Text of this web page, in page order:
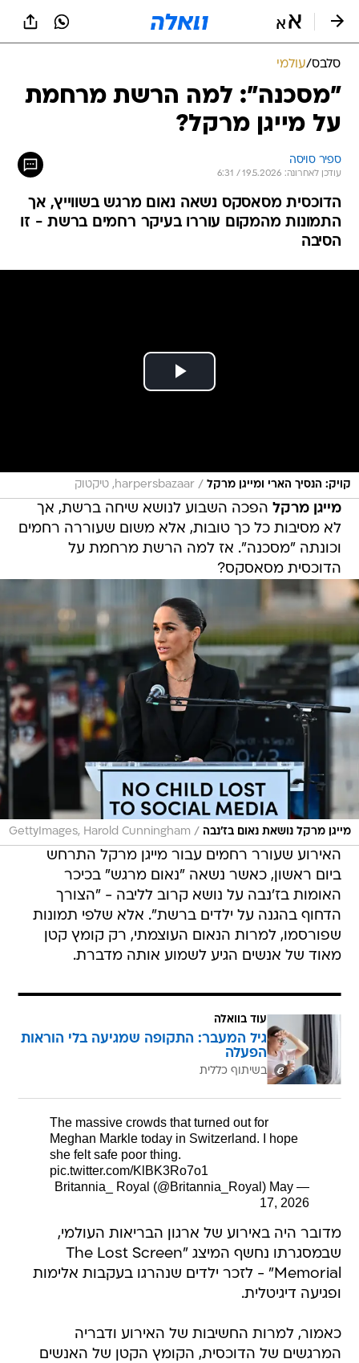
סלבס/עולמי
"מסכנה": למה הרשת מרחמת
על מייגן מרקל?
ספיר סויסה
עודכן לאחרונה: 19.5.2026 / 6:31
הדוכסית מסאסקס נשאה נאום מרגש בשווייץ, אך
התמונות מהמקום עוררו בעיקר רחמים ברשת - זו
הסיבה
קויק: הנסיך הארי ומייגן מרקל / harpersbazaar, טיקטוק
מייגן מרקל הפכה השבוע לנושא שיחה ברשת, אך
לא מסיבות כל כך טובות, אלא משום שעוררה רחמים
וכונתה "מסכנה". אז למה הרשת מרחמת על
הדוכסית מסאסקס?
מייגן מרקל נושאת נאום בז'נבה /
GettyImages, Harold Cunningham
האירוע שעורר רחמים עבור מייגן מרקל התרחש
ביום ראשון, כאשר נשאה "נאום מרגש" בכיכר
האומות בז'נבה על נושא קרוב לליבה - "הצורך
הדחוף בהגנה על ילדים ברשת". אלא שלפי תמונות
שפורסמו, למרות הנאום העוצמתי, רק קומץ קטן
מאוד של אנשים הגיע לשמוע אותה מדברת.
עוד בוואלה
גיל המעבר: התקופה שמגיעה בלי הוראות
הפעלה
בשיתוף כללית
The massive crowds that turned out for
Meghan Markle today in Switzerland. I hope
she felt safe poor thing.
pic.twitter.com/KlBK3Ro7o1
— Britannia_ Royal (@Britannia_Royal)
May
17, 2026
מדובר היה באירוע של ארגון הבריאות העולמי,
שבמסגרתו נחשף המיצג "The Lost Screen
Memorial" - לזכר ילדים שנהרגו בעקבות אלימות
ופגיעה דיגיטלית.
כאמור, למרות החשיבות של האירוע ודבריה
המרגשים של הדוכסית, הקומץ הקטן של האנשים